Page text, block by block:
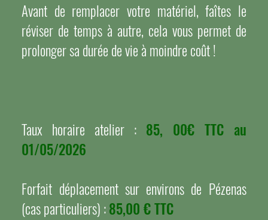
Avant de remplacer votre matériel, faîtes le
réviser de temps à autre, cela vous permet de
prolonger sa durée de vie à moindre coût !
Taux horaire atelier : 85, 00€ TTC au
01/05/2026
Forfait déplacement sur environs de Pézenas
(cas particuliers) :85,00 € TTC